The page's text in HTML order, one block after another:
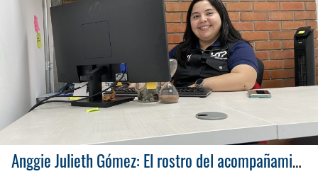
Anggie Julieth Gómez: El rostro del acompañamiento integral en la Facultad de Mecánica Aplicada